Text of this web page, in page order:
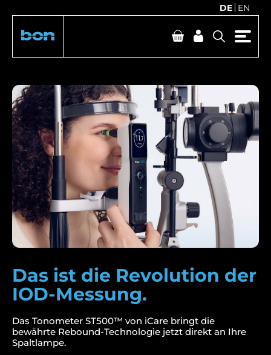
DE EN
Das ist die Revolution der
IOD-Messung.
Das Tonometer ST500™ von iCare bringt die
bewährte Rebound-Technologie jetzt direkt an Ihre
Spaltlampe.